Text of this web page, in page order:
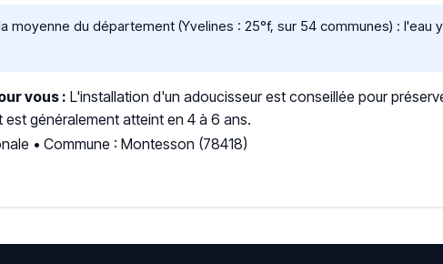
moyenne du département (Yvelines : 25°f, sur 54 communes) :
vous : L'installation d'un adoucisseur est conseillée pour
est généralement atteint en 4 à 6 ans.
• Commune : Montesson (78418)